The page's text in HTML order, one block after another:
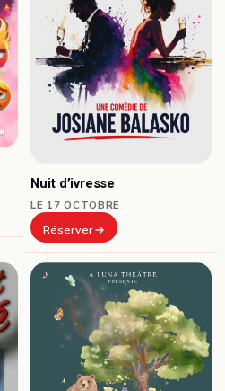
Nuit d’ivresse
LE 17 OCTOBRE
Réserver